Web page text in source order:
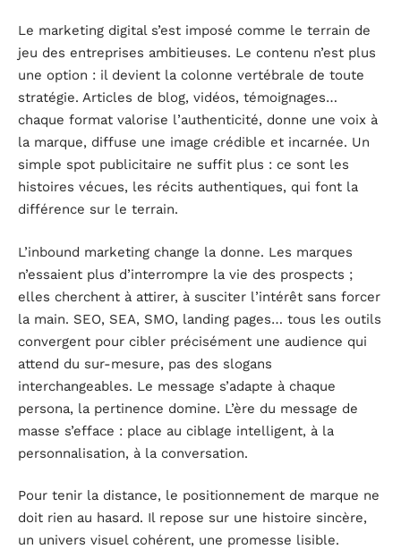
Le marketing digital s’est imposé comme le terrain de
jeu des entreprises ambitieuses. Le contenu n’est plus
une option : il devient la colonne vertébrale de toute
stratégie. Articles de blog, vidéos, témoignages…
chaque format valorise l’authenticité, donne une voix à
la marque, diffuse une image crédible et incarnée. Un
simple spot publicitaire ne suffit plus : ce sont les
histoires vécues, les récits authentiques, qui font la
différence sur le terrain.
L’inbound marketing change la donne. Les marques
n’essaient plus d’interrompre la vie des prospects ;
elles cherchent à attirer, à susciter l’intérêt sans forcer
la main. SEO, SEA, SMO, landing pages… tous les outils
convergent pour cibler précisément une audience qui
attend du sur-mesure, pas des slogans
interchangeables. Le message s’adapte à chaque
persona, la pertinence domine. L’ère du message de
masse s’efface : place au ciblage intelligent, à la
personnalisation, à la conversation.
Pour tenir la distance, le positionnement de marque ne
doit rien au hasard. Il repose sur une histoire sincère,
un univers visuel cohérent, une promesse lisible.